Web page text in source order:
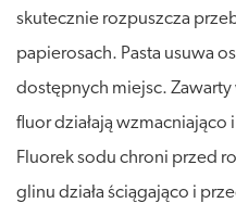
skutecznie rozpuszcza
papierosach. Pasta usuwa
dostępnych miejsc. Zawarty
fluor działają
Fluorek sodu chroni przed
glinu działa ściągająco i